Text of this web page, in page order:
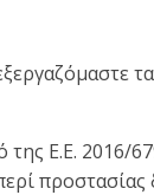
Ε.Ε. 2016/